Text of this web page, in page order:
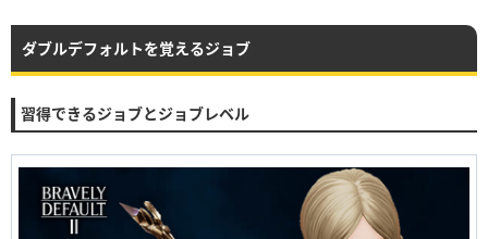
ダブルデフォルトを覚えるジョブ
習得できるジョブとジョブレベル